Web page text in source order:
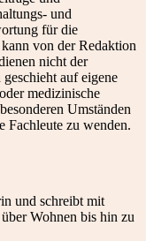
und
für die
von der Redaktion
nicht der
auf eigene
medizinische
Umständen
Fachleute zu wenden.
und schreibt mit
Wohnen bis hin zu